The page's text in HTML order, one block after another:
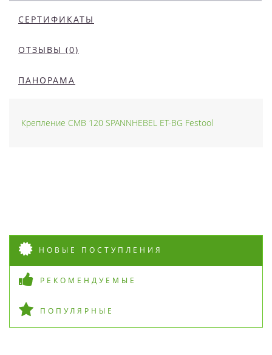
СЕРТИФИКАТЫ
ОТЗЫВЫ (0)
ПАНОРАМА
Крепление CMB 120 SPANNHEBEL ET-BG Festool
НОВЫЕ ПОСТУПЛЕНИЯ
РЕКОМЕНДУЕМЫЕ
ПОПУЛЯРНЫЕ